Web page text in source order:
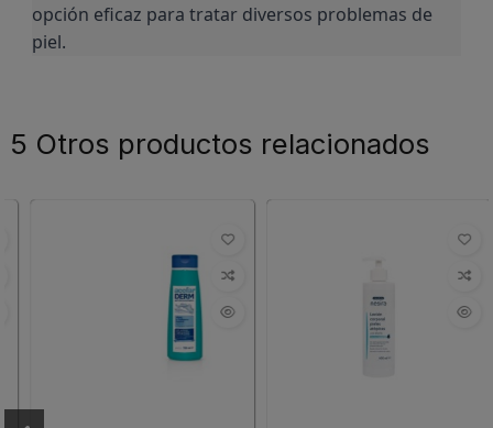
opción eficaz para tratar diversos problemas de
piel.
5 Otros productos relacionados